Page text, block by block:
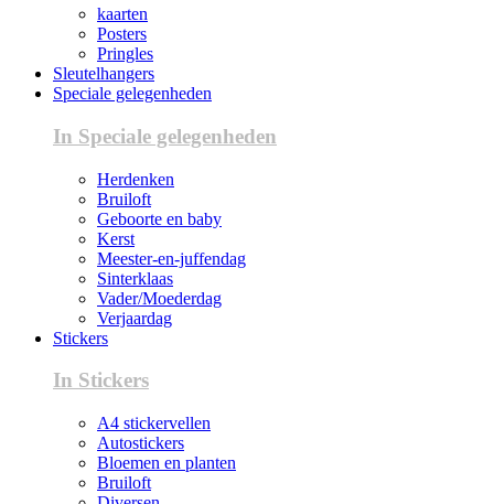
kaarten
Posters
Pringles
Sleutelhangers
Speciale gelegenheden
In Speciale gelegenheden
Herdenken
Bruiloft
Geboorte en baby
Kerst
Meester-en-juffendag
Sinterklaas
Vader/Moederdag
Verjaardag
Stickers
In Stickers
A4 stickervellen
Autostickers
Bloemen en planten
Bruiloft